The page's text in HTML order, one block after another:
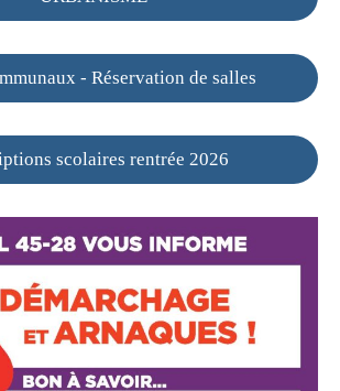
- Réservation de salles
scolaires rentrée 2026